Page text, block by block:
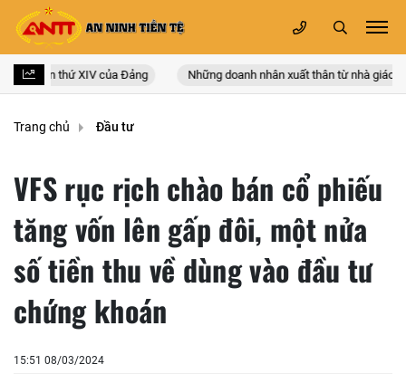
lần thứ XIV của Đảng Những doanh nhân xuất thân từ nhà giáo
Trang chủ Đầu tư
VFS rục rịch chào bán cổ phiếu
tăng vốn lên gấp đôi, một nửa
số tiền thu về dùng vào đầu tư
chứng khoán
15:51 08/03/2024